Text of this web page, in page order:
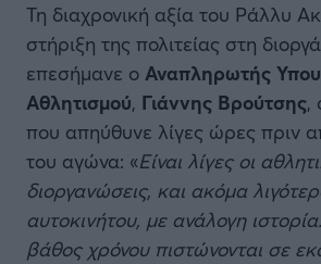
Τη διαχρονική αξία του Ράλλυ
στήριξη της πολιτείας στη
επεσήμανε ο Αναπληρωτής
Αθλητισμού, Γιάννης Βρούτσης,
που απηύθυνε λίγες ώρες πριν
του αγώνα: «Είναι λίγες οι
διοργανώσεις, και ακόμα
αυτοκινήτου, με ανάλογη
βάθος χρόνου πιστώνονται σε